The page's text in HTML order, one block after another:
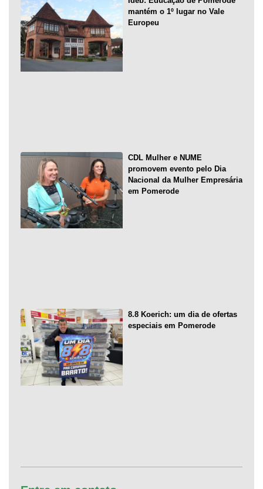
mantém o 1º lugar no Vale
Europeu
CDL Mulher e NUME
promovem evento pelo Dia
Nacional da Mulher Empresária
em Pomerode
8.8 Koerich: um dia de ofertas
especiais em Pomerode